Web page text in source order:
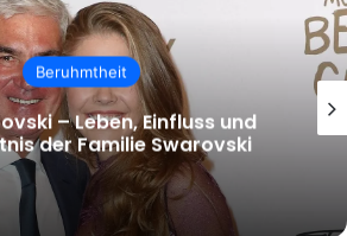
Beruhmtheit
– Wer ist Malcolm
warum wächst das Interesse
an ihm?